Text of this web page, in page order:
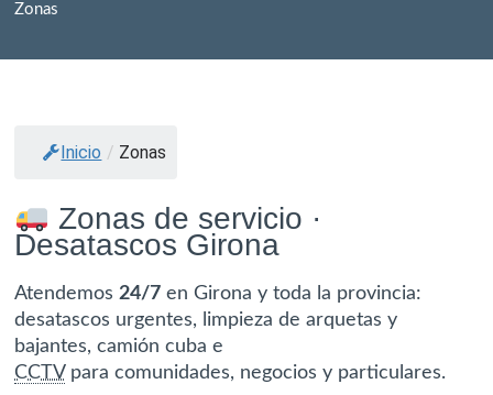
Zonas
Inicio / Zonas
Zonas de servicio ·
Desatascos Girona
Atendemos24/7 en Girona y toda la provincia:
desatascos urgentes, limpieza de arquetas y
bajantes, camión cuba e
CCTVpara comunidades, negocios y particulares.